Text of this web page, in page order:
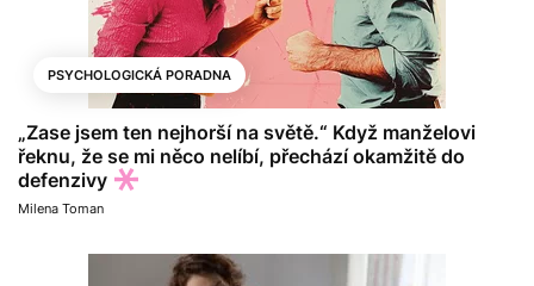
PSYCHOLOGICKÁ PORADNA
„Zase jsem ten nejhorší na světě.“ Když manželovi
řeknu, že se mi něco nelíbí, přechází okamžitě do
defenzivy
Milena Toman